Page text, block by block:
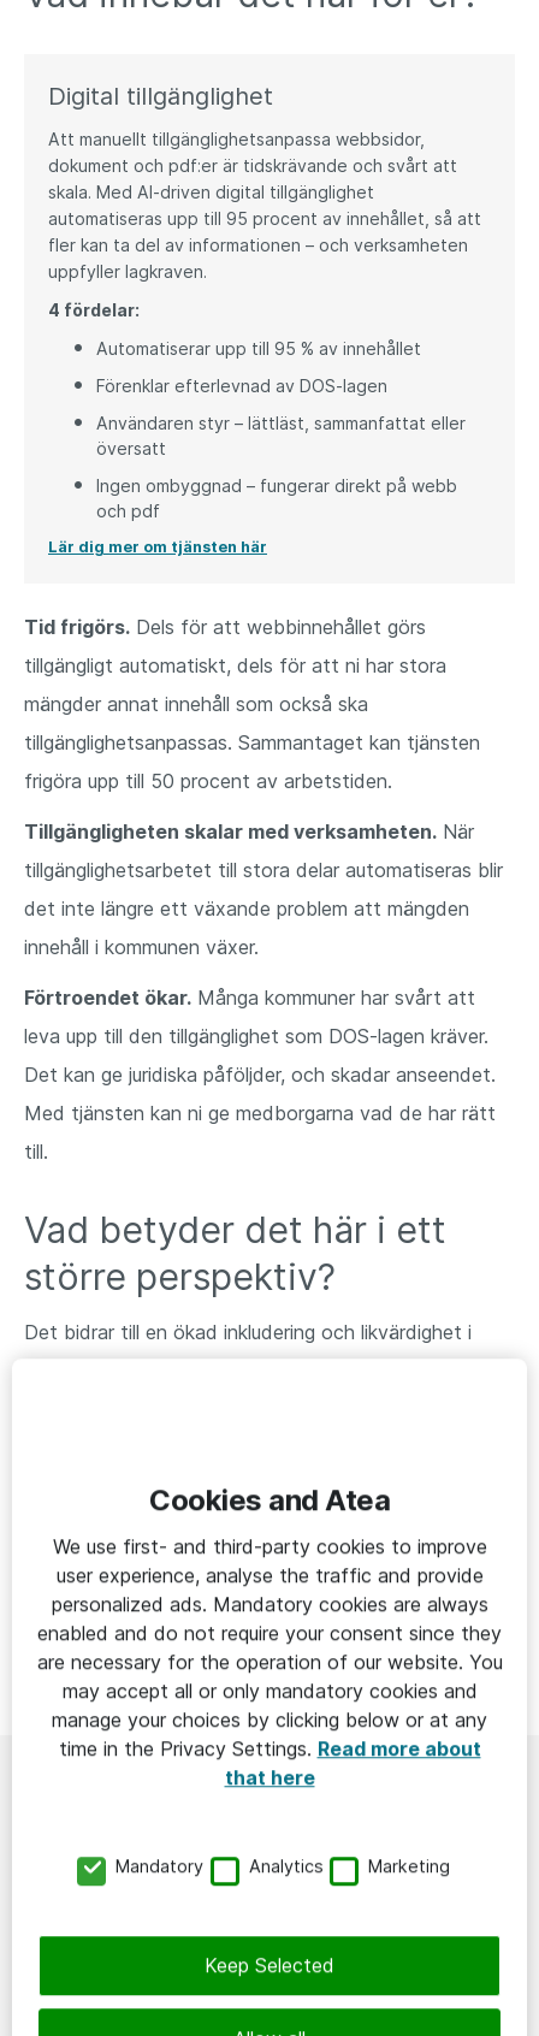
Digital tillgänglighet
Att manuellt tillgänglighetsanpassa webbsidor,
dokument och pdf:er är tidskrävande och svårt att
skala. Med AI‑driven digital tillgänglighet
automatiseras upp till 95 procent av innehållet, så att
fler kan ta del av informationen – och verksamheten
uppfyller lagkraven.
4 fördelar:
Automatiserar upp till 95 % av innehållet
Förenklar efterlevnad av DOS‑lagen
Användaren styr – lättläst, sammanfattat eller
översatt
Ingen ombyggnad – fungerar direkt på webb
och pdf
Lär dig mer om tjänsten här
Tid frigörs. Dels för att webbinnehållet görs
tillgängligt automatiskt, dels för att ni har stora
mängder annat innehåll som också ska
tillgänglighetsanpassas. Sammantaget kan tjänsten
frigöra upp till 50 procent av arbetstiden.
Tillgängligheten skalar med verksamheten. När
tillgänglighetsarbetet till stora delar automatiseras blir
det inte längre ett växande problem att mängden
innehåll i kommunen växer.
Förtroendet ökar. Många kommuner har svårt att
leva upp till den tillgänglighet som DOS-lagen kräver.
Det kan ge juridiska påföljder, och skadar anseendet.
Med tjänsten kan ni ge medborgarna vad de har rätt
till.
Vad betyder det här i ett
större perspektiv?
Det bidrar till en ökad inkludering och likvärdighet i
Resursmässigt betyder det att samhällsmedel kan
Jag vill veta mer om Digital tillgänglighet
Vill du veta mer om Digital
tillgänglighet eller
Dokumentsök?
Cookies and Atea
We use first- and third-party cookies to improve
user experience, analyse the traffic and provide
personalized ads. Mandatory cookies are always
enabled and do not require your consent since they
are necessary for the operation of our website. You
may accept all or only mandatory cookies and
manage your choices by clicking below or at any
time in the Privacy Settings. Read more about
that here
Mandatory Analytics Marketing
Keep Selected